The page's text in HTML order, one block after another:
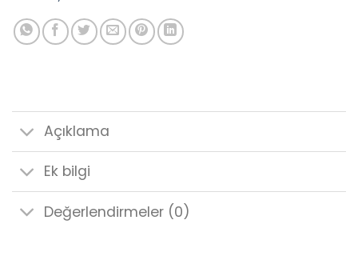
Açıklama
Ek bilgi
Değerlendirmeler (0)